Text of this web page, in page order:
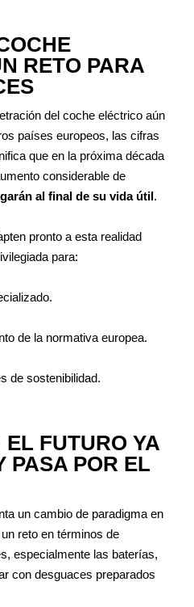
RETO PARA
del coche eléctrico aún
países europeos, las cifras
que en la próxima década
considerable de
al final de su vida útil.
pronto a esta realidad
para:
de la normativa europea.
de sostenibilidad.
FUTURO YA
POR EL
un cambio de paradigma en
reto en términos de
especialmente las baterías,
con desguaces preparados